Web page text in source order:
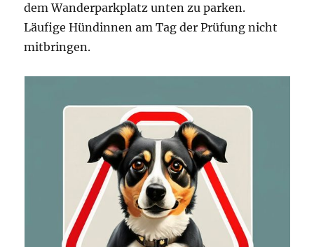
dem Wanderparkplatz unten zu parken.
Läufige Hündinnen am Tag der Prüfung nicht
mitbringen.